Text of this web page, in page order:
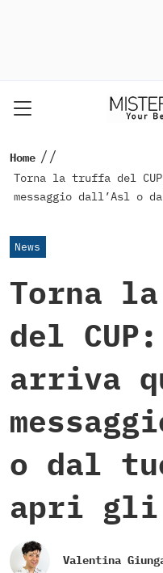
Home //
Torna la truffa del
messaggio dall’Asl o
News
Torna
del
arriva
o dal
apri gli
Valentina